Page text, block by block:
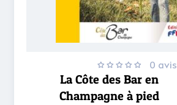
0 avis
La Côte des Bar en
Champagne à pied